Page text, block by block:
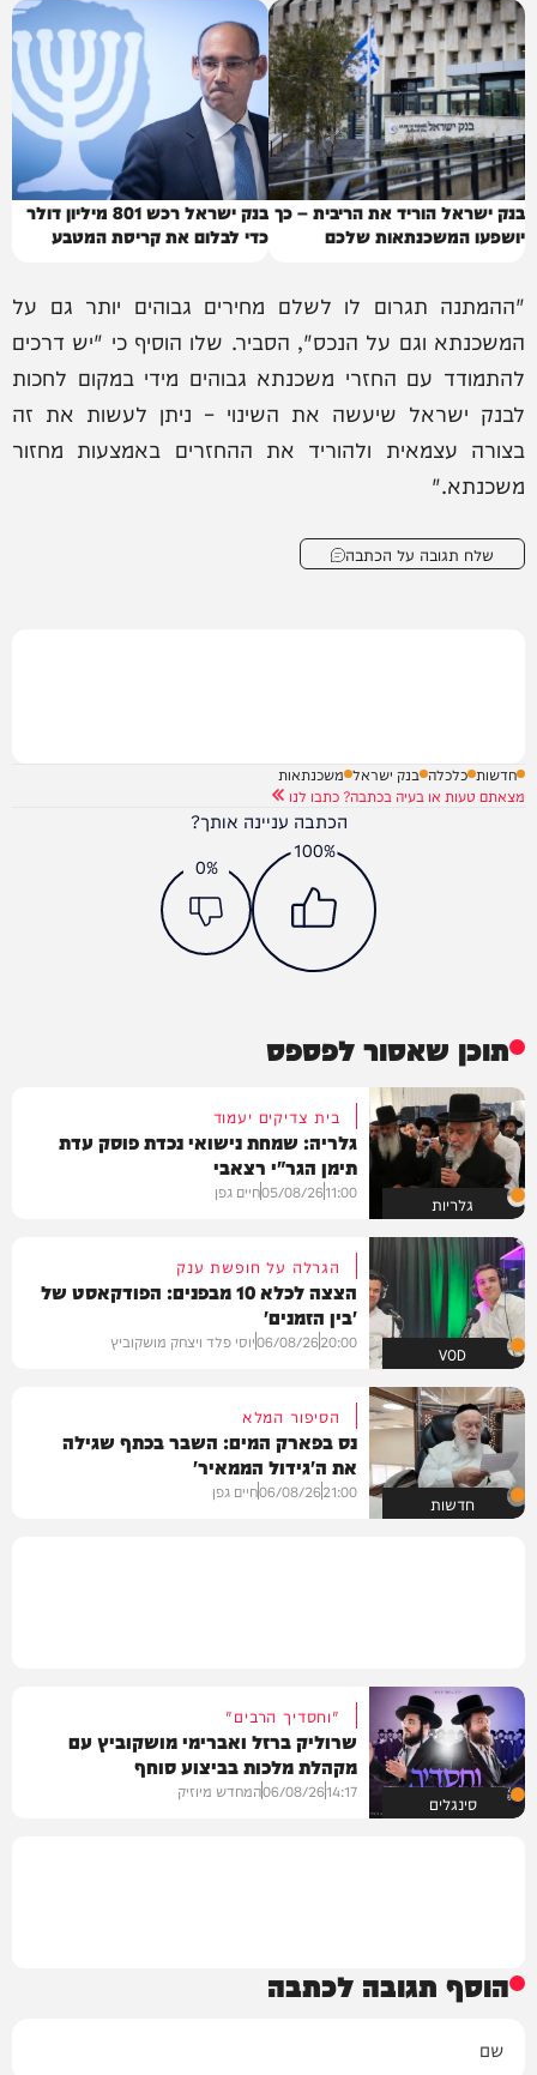
בנק ישראל הוריד את הריבית – כך
יושפעו המשכנתאות שלכם
בנק ישראל רכש 801 מיליון דולר
כדי לבלום את קריסת המטבע
"ההמתנה תגרום לו לשלם מחירים גבוהים יותר גם על
המשכנתא וגם על הנכס", הסביר. שלו הוסיף כי "יש דרכים
להתמודד עם החזרי משכנתא גבוהים מידי במקום לחכות
לבנק ישראל שיעשה את השינוי – ניתן לעשות את זה
בצורה עצמאית ולהוריד את ההחזרים באמצעות מחזור
משכנתא."
שלח תגובה על הכתבה
חדשות כלכלה בנק ישראל משכנתאות
מצאתם טעות או בעיה בכתבה? כתבו לנו
הכתבה עניינה אותך?
100%
0%
תוכן שאסור לפספס
גלריות
בית צדיקים יעמוד
גלריה: שמחת נישואי נכדת פוסק עדת
תימן הגר"י רצאבי
11:00
05/08/26חיים גפן
VOD
הגרלה על חופשת ענק
הצצה לכלא 10 מבפנים: הפודקאסט של
'בין הזמנים'
20:00
06/08/26יוסי פלד ויצחק מושקוביץ
חדשות
הסיפור המלא
נס בפארק המים: השבר בכתף שגילה
את ה'גידול הממאיר'
21:00
06/08/26חיים גפן
סינגלים
"וחסדיך הרבים"
שרוליק ברזל ואברימי מושקוביץ עם
מקהלת מלכות בביצוע סוחף
14:17
06/08/26המחדש מיוזיק
הוסף תגובה לכתבה